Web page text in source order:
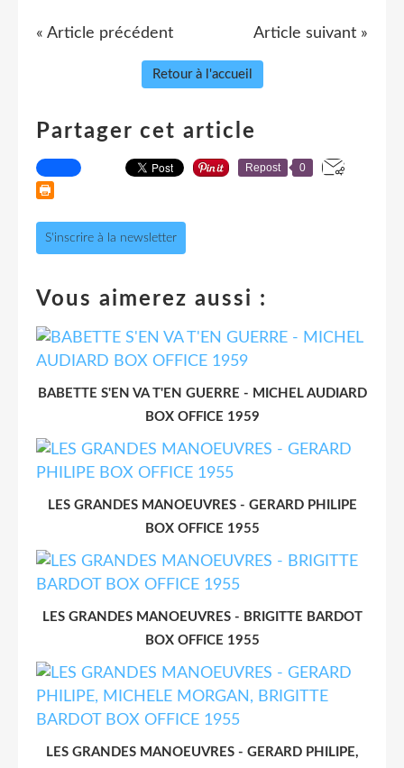
« Article précédent Article suivant »
Retour à l'accueil
Partager cet article
Repost 0
S'inscrire à la newsletter
Vous aimerez aussi :
BABETTE S'EN VA T'EN GUERRE - MICHEL AUDIARD
BOX OFFICE 1959
LES GRANDES MANOEUVRES - GERARD PHILIPE
BOX OFFICE 1955
LES GRANDES MANOEUVRES - BRIGITTE BARDOT
BOX OFFICE 1955
LES GRANDES MANOEUVRES - GERARD PHILIPE,